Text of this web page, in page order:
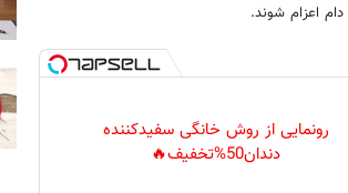
اعزام شوند.
رونمایی از روش خانگی سفیدکننده
دندان50%تخفیف🔥